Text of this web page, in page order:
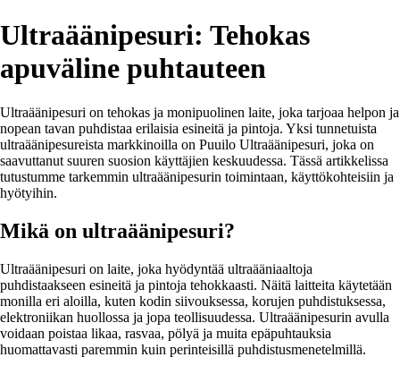
Ultraäänipesuri: Tehokas
apuväline puhtauteen
Ultraäänipesuri on tehokas ja monipuolinen laite, joka tarjoaa helpon ja
nopean tavan puhdistaa erilaisia esineitä ja pintoja. Yksi tunnetuista
ultraäänipesureista markkinoilla on Puuilo Ultraäänipesuri, joka on
saavuttanut suuren suosion käyttäjien keskuudessa. Tässä artikkelissa
tutustumme tarkemmin ultraäänipesurin toimintaan, käyttökohteisiin ja
hyötyihin.
Mikä on ultraäänipesuri?
Ultraäänipesuri on laite, joka hyödyntää ultraääniaaltoja
puhdistaakseen esineitä ja pintoja tehokkaasti. Näitä laitteita käytetään
monilla eri aloilla, kuten kodin siivouksessa, korujen puhdistuksessa,
elektroniikan huollossa ja jopa teollisuudessa. Ultraäänipesurin avulla
voidaan poistaa likaa, rasvaa, pölyä ja muita epäpuhtauksia
huomattavasti paremmin kuin perinteisillä puhdistusmenetelmillä.